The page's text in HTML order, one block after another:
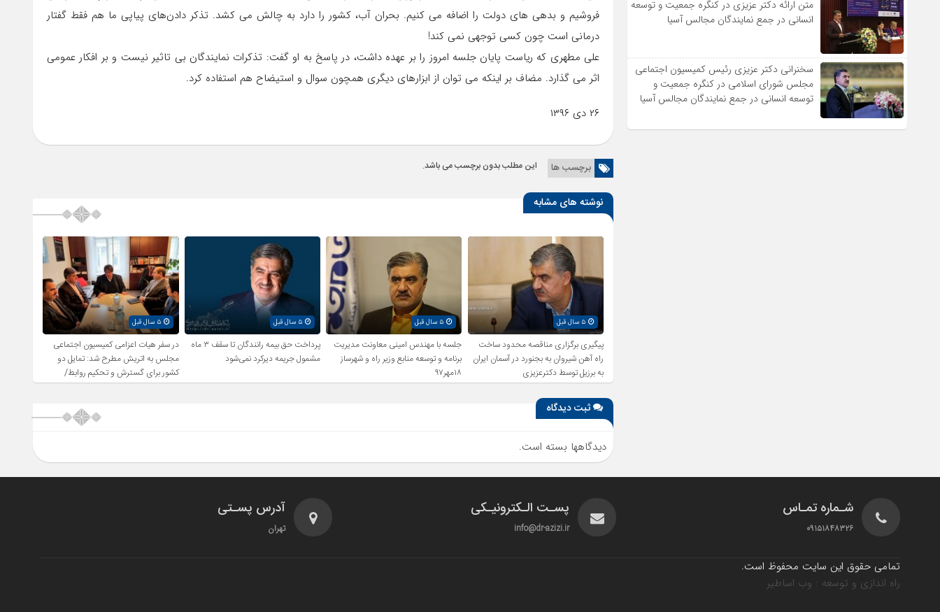
فروشیم و بدهی های دولت را اضافه می کنیم. بحران آب، کشور را دارد به چالش می کشد. تذکر دادن‌های پیاپی ما هم فقط گفتار
درمانی است چون کسی توجهی نمی کند!
علی مطهری که ریاست پایان جلسه امروز را بر عهده داشت، در پاسخ به او گفت: تذکرات نمایندگان بی تاثیر نیست و بر افکار عمومی
اثر می گذارد. مضاف بر اینکه می توان از ابزارهای دیگری همچون سوال و استیضاح هم استفاده کرد.
۲۶ دی ۱۳۹۶
برچسب ها این مطلب بدون برچسب می باشد.
نوشته های مشابه
پیگیری برگزاری مناقصه محدود ساخت
راه آهن شیروان به بجنورد در آسمان ایران
به برزیل توسط دکترعزیزی
۵ سال قبل
جلسه با مهندس امینی معاونت مدیریت
برنامه و توسعه منابع وزیر راه و شهرساز
۱۸مهر۹۷
پرداخت حق بیمه رانندگان تا سقف ۳ ماه
مشمول جریمه دیرکرد نمی‌شود
در سفر هیات اعزامی کمیسیون اجتماعی
مجلس به اتریش مطرح شد: تمایل دو
کشور برای گسترش و تحکیم روابط/
بررسی راهکارهای اشتغال زایی و رفع
ثبت دیدگاه
دیدگاهها بسته است.
متن ارائه دکتر عزیزى در کنگره جمعیت و توسعه
انسانى در جمع نمایندگان مجالس آسیا
سخنرانى دکتر عزیزى رئیس کمیسیون اجتماعى
مجلس شوراى اسلامى در کنگره جمعیت و
توسعه انسانى در جمع نمایندگان مجالس آسیا
شـماره تمـاس
۰۹۱۵۱۸۴۸۳۲۶
پسـت الـکترونیـکی
info@dr-azizi.ir
آدرس پسـتی
تهران
تمامی حقوق این سایت محفوظ است.
راه اندازی و توسعه : وب اساطیر